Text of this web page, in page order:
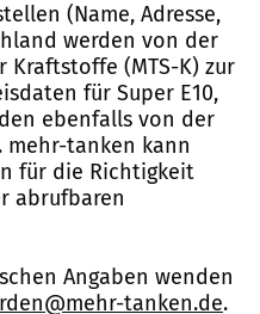
(Name, Adresse,
werden von der
(MTS-K) zur
für Super E10,
ebenfalls von der
mehr-tanken kann
für die Richtigkeit
abrufbaren
Angaben wenden
tanken.de.